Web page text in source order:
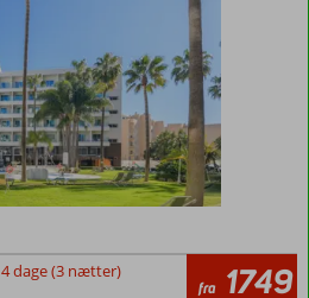
4 dage (3 nætter)
fra 1749